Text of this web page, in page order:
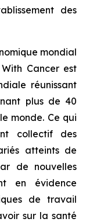
des
mondial
Cancer est
réunissant
plus de 40
monde. Ce qui
collectif des
atteints de
de nouvelles
en évidence
de travail
sur la santé